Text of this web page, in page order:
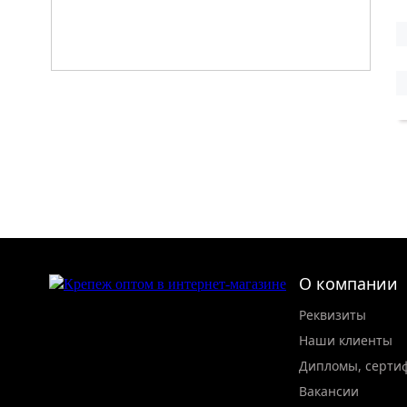
О компании
Реквизиты
Наши клиенты
Дипломы,
Вакансии